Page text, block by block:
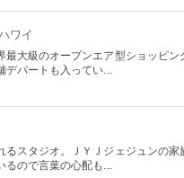
ワイ
大級のオープンエア型ショッピ
デパートも入ってい...
るスタジオ。ＪＹＪジェジュンの
るので言葉の心配も...